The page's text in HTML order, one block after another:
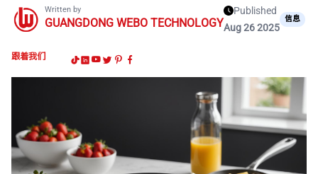
Written by
GUANGDONG WEBO TECHNOLOGY
Published
Aug 26 2025
信息
跟着我们